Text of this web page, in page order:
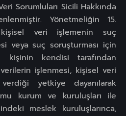
Sorumluları Sicili Hakkında
Yönetmeliğin 15.
kişisel veri işlemenin suç
veya suç soruşturması için
kişinin kendisi tarafından
işlenmesi, kişisel veri
yetkiye dayanılarak
kurum ve kuruluşları ile
meslek kuruluşlarınca,